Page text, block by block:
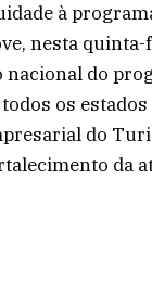
à
nesta
nacional do
os
do
da